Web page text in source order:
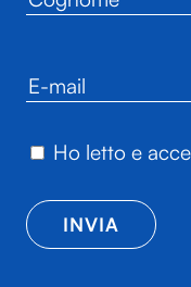
Ho letto e